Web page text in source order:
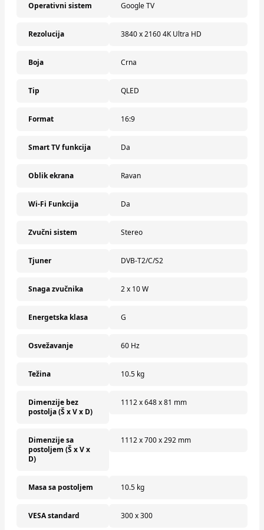
Operativni sistem Google TV
Rezolucija 3840 x 2160 4K Ultra HD
Boja Crna
Tip QLED
Format 16:9
Smart TV funkcija Da
Oblik ekrana Ravan
Wi-Fi Funkcija Da
Zvučni sistem Stereo
Tjuner DVB-T2/C/S2
Snaga zvučnika 2 x 10 W
Energetska klasa G
Osvežavanje 60 Hz
Težina 10.5 kg
Dimenzije bez
postolja (Š x V x D)
1112 x 648 x 81 mm
Dimenzije sa
postoljem (Š x V x
D)
1112 x 700 x 292 mm
Masa sa postoljem 10.5 kg
VESA standard 300 x 300